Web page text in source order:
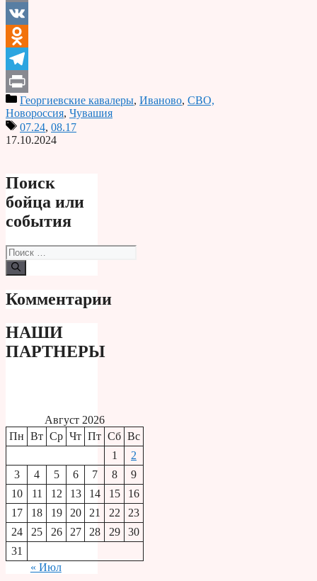
Email
VK
Odnoklassniki
Telegram
PrintГеоргиевские кавалеры, Иваново, СВО,
Новороссия, Чувашия
07.24, 08.17
17.10.2024
Поиск
бойца или
события
Поиск:
Комментарии
НАШИ
ПАРТНЕРЫ
Август 2026
Пн Вт Ср Чт Пт Сб Вс
1
2
3
4 5 6 7 8
9
10
11 12 13 14 15
16
17
18 19 20 21 22
23
24
25 26 27 28 29
30
31
« Июл